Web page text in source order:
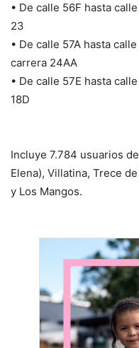
• De calle 56F hasta
23
• De calle 57A hasta
carrera 24AA
• De calle 57E hasta
18D
Incluye 7.784 usuarios
Elena), Villatina, Trece
y Los Mangos.